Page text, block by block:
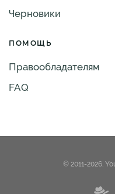
Черновики
ПОМОЩЬ
Правообладателям
FAQ
© 2011-2026.